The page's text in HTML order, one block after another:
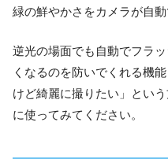
緑の鮮やかさをカメラが自動
逆光の場面でも自動でフラ
くなるのを防いでくれる機
けど綺麗に撮りたい」とい
に使ってみてください。